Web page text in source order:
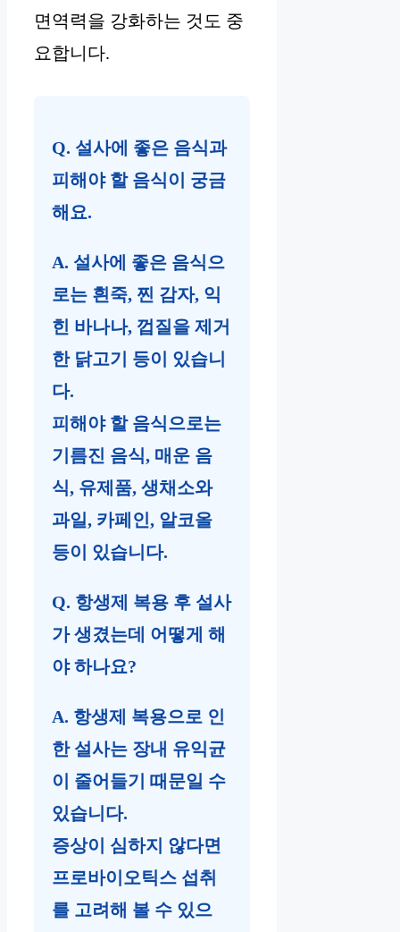
면역력을 강화하는 것도 중
요합니다.
Q. 설사에 좋은 음식과
피해야 할 음식이 궁금
해요.
A. 설사에 좋은 음식으
로는 흰죽, 찐 감자, 익
힌 바나나, 껍질을 제거
한 닭고기 등이 있습니
다.
피해야 할 음식으로는
기름진 음식, 매운 음
식, 유제품, 생채소와
과일, 카페인, 알코올
등이 있습니다.
Q. 항생제 복용 후 설사
가 생겼는데 어떻게 해
야 하나요?
A. 항생제 복용으로 인
한 설사는 장내 유익균
이 줄어들기 때문일 수
있습니다.
증상이 심하지 않다면
프로바이오틱스 섭취
를 고려해 볼 수 있으